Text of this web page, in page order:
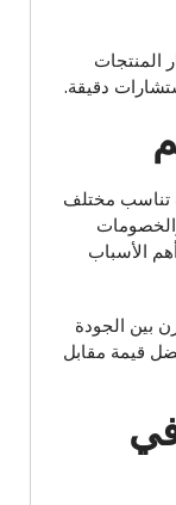
المنتجات
دقيقة.
تناسب مختلف
الأسباب
بين الجودة
قيمة مقابل